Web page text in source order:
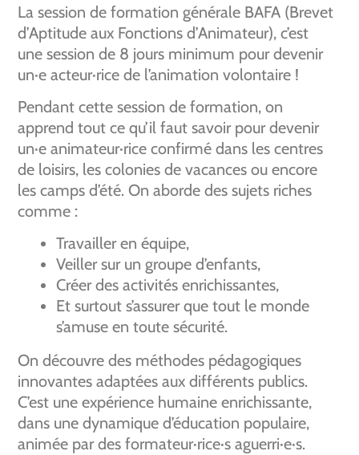
La session de formation générale BAFA (Brevet
d’Aptitude aux Fonctions d’Animateur), c’est
une session de 8 jours minimum pour devenir
un·e acteur·rice de l’animation volontaire !
Pendant cette session de formation, on
apprend tout ce qu’il faut savoir pour devenir
un·e animateur·rice confirmé dans les centres
de loisirs, les colonies de vacances ou encore
les camps d’été. On aborde des sujets riches
comme :
Travailler en équipe,
Veiller sur un groupe d’enfants,
Créer des activités enrichissantes,
Et surtout s’assurer que tout le monde
s’amuse en toute sécurité.
On découvre des méthodes pédagogiques
innovantes adaptées aux différents publics.
C’est une expérience humaine enrichissante,
dans une dynamique d’éducation populaire,
animée par des formateur·rice·s aguerri·e·s.